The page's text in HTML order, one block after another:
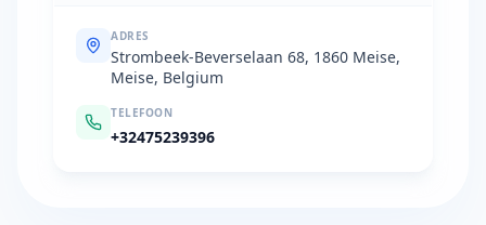
ADRES
Strombeek-Beverselaan 68, 1860 Meise,
Meise, Belgium
TELEFOON
+32475239396